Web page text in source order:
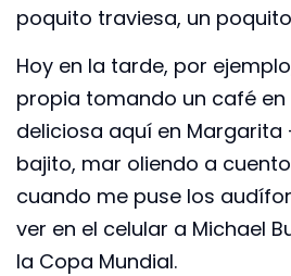
poquito traviesa, un
Hoy en la tarde, por
propia tomando un café en
deliciosa aquí en Margarita
bajito, mar oliendo a
cuando me puse los
ver en el celular a Michael
la Copa Mundial.